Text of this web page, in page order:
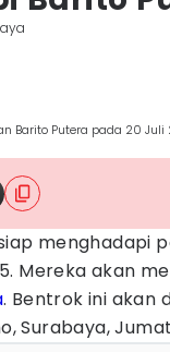
Barito Putera pada 20 Juli
menghadapi
Mereka akan
. Bentrok ini akan
Surabaya,